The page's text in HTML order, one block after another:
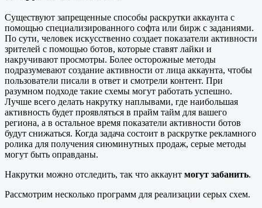
Существуют запрещенные способы раскрутки аккаунта с
помощью специализированного софта или бирж с заданиями.
По сути, человек искусственно создает показатели активности
зрителей с помощью ботов, которые ставят лайки и
накручивают просмотры. Более осторожные методы
подразумевают создание активности от лица аккаунта, чтобы
пользователи писали в ответ и смотрели контент. При
разумном подходе такие схемы могут работать успешно.
Лучше всего делать накрутку наплывами, где наибольшая
активность будет проявляться в прайм тайм для вашего
региона, а в остальное время показатели активности ботов
будут снижаться. Когда задача состоит в раскрутке рекламного
ролика для получения сиюминутных продаж, серые методы
могут быть оправданы.
Накрутки можно отследить, так что аккаунт могут забанить.
Рассмотрим несколько программ для реализации серых схем.